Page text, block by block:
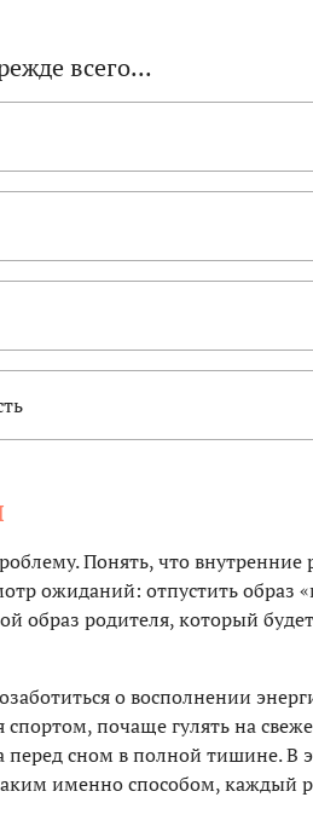
всего...
Понять, что внутренние
ожиданий: отпустить образ
образ родителя, который
о восполнении
почаще гулять на
перед сном в полной тишине. В
именно способом, каждый